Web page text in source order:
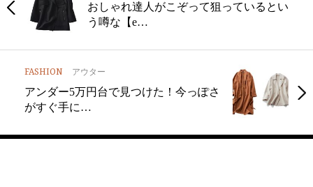
おしゃれ達人がこぞって狙っているとい
う噂な【e…
FASHION アウター
アンダー5万円台で見つけた！今っぽさ
がすぐ手に…